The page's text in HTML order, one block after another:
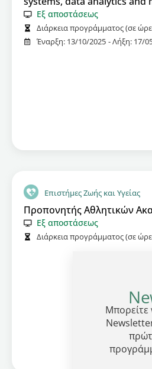
Εξ αποστάσεως
Διάρκεια προγράμματος (σε
Έναρξη: 13/10/2025 - Λήξη: 17/
Επιστήμες Ζωής και Υγείας
Προπονητής Αθλητικών
Εξ αποστάσεως
Διάρκεια προγράμματος (σε
Μπορείτε